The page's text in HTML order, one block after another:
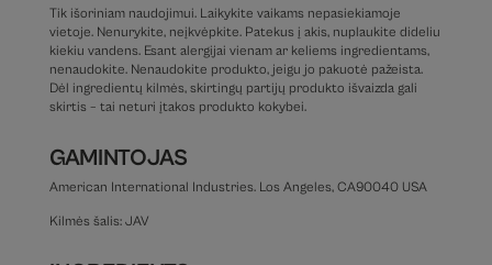
Tik išoriniam naudojimui. Laikykite vaikams nepasiekiamoje
vietoje. Nenurykite, neįkvėpkite. Patekus į akis, nuplaukite dideliu
kiekiu vandens. Esant alergijai vienam ar keliems ingredientams,
nenaudokite. Nenaudokite produkto, jeigu jo pakuotė pažeista.
Dėl ingredientų kilmės, skirtingų partijų produkto išvaizda gali
skirtis – tai neturi įtakos produkto kokybei.
GAMINTOJAS
American International Industries. Los Angeles, CA90040 USA
Kilmės šalis: JAV